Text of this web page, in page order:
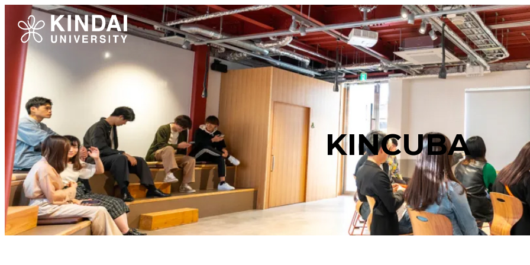
KINCUBA